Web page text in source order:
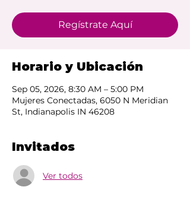
Regístrate Aquí
Horario y Ubicación
Sep 05, 2026, 8:30 AM – 5:00 PM
Mujeres Conectadas, 6050 N Meridian
St, Indianapolis IN 46208
Invitados
Ver todos